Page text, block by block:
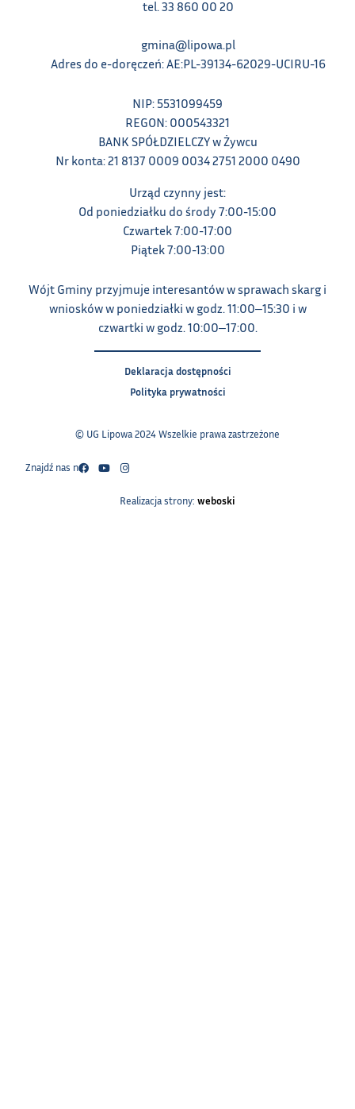
tel. 33 860 00 20
gmina@lipowa.pl
Adres do e-doręczeń: AE:PL-39134-62029-UCIRU-16
NIP: 5531099459
REGON: 000543321
BANK SPÓŁDZIELCZY w Żywcu
Nr konta: 21 8137 0009 0034 2751 2000 0490
Urząd czynny jest:
Od poniedziałku do środy 7:00-15:00
Czwartek 7:00-17:00
Piątek 7:00-13:00
Wójt Gminy przyjmuje interesantów w sprawach skarg i
wniosków w poniedziałki w godz. 11:00‒15:30 i w
czwartki w godz. 10:00‒17:00.
Deklaracja dostępności
Polityka prywatności
© UG Lipowa 2024 Wszelkie prawa zastrzeżone
Znajdź nas na:
Realizacja strony: weboski